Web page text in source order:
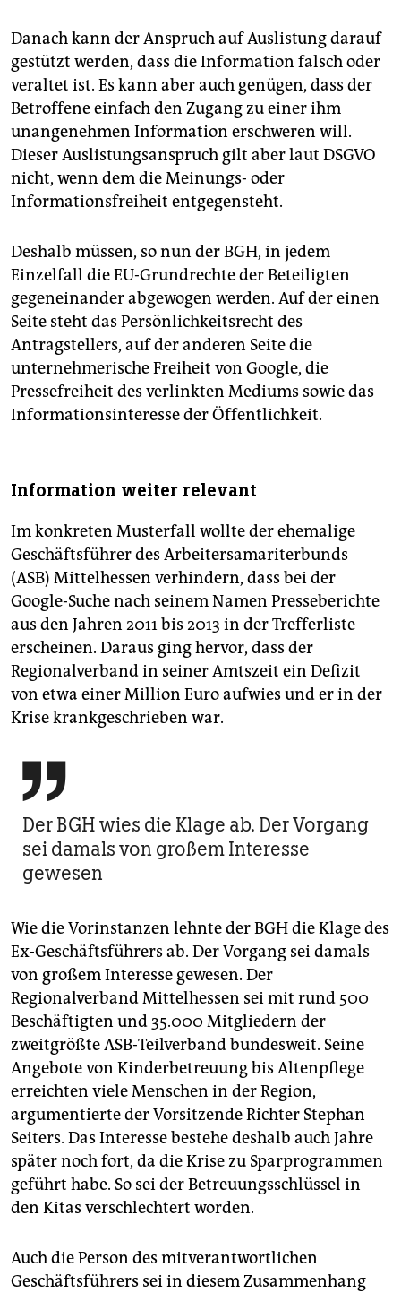
Danach kann der Anspruch auf Auslistung darauf
gestützt werden, dass die Information falsch oder
veraltet ist. Es kann aber auch genügen, dass der
Betroffene einfach den Zugang zu einer ihm
unangenehmen Information erschweren will.
Dieser Auslistungsanspruch gilt aber laut DSGVO
nicht, wenn dem die Meinungs- oder
Informationsfreiheit entgegensteht.
Deshalb müssen, so nun der BGH, in jedem
Einzelfall die EU-Grundrechte der Beteiligten
gegeneinander abgewogen werden. Auf der einen
Seite steht das Persönlichkeitsrecht des
Antragstellers, auf der anderen Seite die
unternehmerische Freiheit von Google, die
Pressefreiheit des verlinkten Mediums sowie das
Informationsinteresse der Öffentlichkeit.
Information weiter relevant
Im konkreten Musterfall wollte der ehemalige
Geschäftsführer des Arbeitersamariterbunds
(ASB) Mittelhessen verhindern, dass bei der
Google-Suche nach seinem Namen Presseberichte
aus den Jahren 2011 bis 2013 in der Trefferliste
erscheinen. Daraus ging hervor, dass der
Regionalverband in seiner Amtszeit ein Defizit
von etwa einer Million Euro aufwies und er in der
Krise krankgeschrieben war.

Der BGH wies die Klage ab. Der Vorgang
sei damals von großem Interesse
gewesen
Wie die Vorinstanzen lehnte der BGH die Klage des
Ex-Geschäftsführers ab. Der Vorgang sei damals
von großem Interesse gewesen. Der
Regionalverband Mittelhessen sei mit rund 500
Beschäftigten und 35.000 Mitgliedern der
zweitgrößte ASB-Teilverband bundesweit. Seine
Angebote von Kinderbetreuung bis Altenpflege
erreichten viele Menschen in der Region,
argumentierte der Vorsitzende Richter Stephan
Seiters. Das Interesse bestehe deshalb auch Jahre
später noch fort, da die Krise zu Sparprogrammen
geführt habe. So sei der Betreuungsschlüssel in
den Kitas verschlechtert worden.
Auch die Person des mitverantwortlichen
Geschäftsführers sei in diesem Zusammenhang